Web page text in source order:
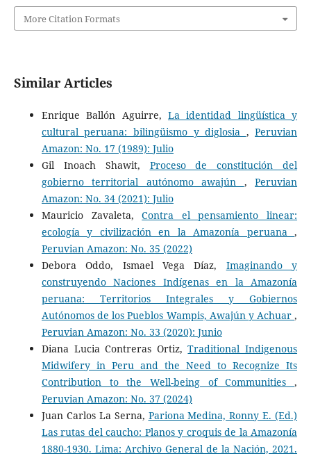
More Citation Formats
Similar Articles
Enrique Ballón Aguirre, La identidad lingüística y
cultural peruana: bilingüismo y diglosia ,Peruvian
Amazon: No. 17 (1989): Julio
Gil Inoach Shawit, Proceso de constitución del
gobierno territorial autónomo awajún ,Peruvian
Amazon: No. 34 (2021): Julio
Mauricio Zavaleta,Contra el pensamiento linear:
ecología y civilización en la Amazonía peruana,
Peruvian Amazon: No. 35 (2022)
Debora Oddo, Ismael Vega Díaz, Imaginando y
construyendo Naciones Indígenas en la Amazonía
peruana: Territorios Integrales y Gobiernos
Autónomos de los Pueblos Wampis, Awajún y Achuar,
Peruvian Amazon: No. 33 (2020): Junio
Diana Lucia Contreras Ortiz,Traditional Indigenous
Midwifery in Peru and the Need to Recognize Its
Contribution to the Well-being of Communities,
Peruvian Amazon: No. 37 (2024)
Juan Carlos La Serna, Pariona Medina, Ronny E. (Ed.)
Las rutas del caucho: Planos y croquis de la Amazonía
1880-1930. Lima: Archivo General de la Nación, 2021.